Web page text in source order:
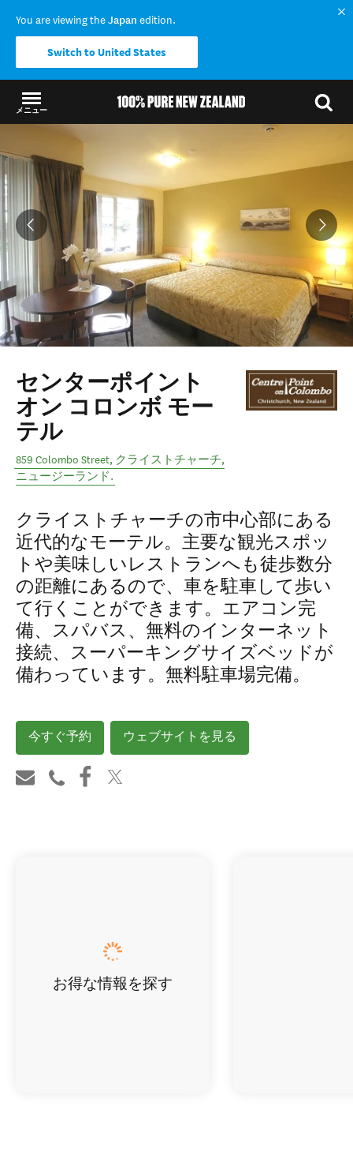
You are viewing theJapan edition.
Switch to United States
メニュー
結果に戻る
センターポイント
オン コロンボ モー
テル
859 Colombo Street, クライストチャーチ,
ニュージーランド.
クライストチャーチの市中心部にある
近代的なモーテル。主要な観光スポッ
トや美味しいレストランへも徒歩数分
の距離にあるので、車を駐車して歩い
て行くことができます。エアコン完
備、スパバス、無料のインターネット
接続、スーパーキングサイズベッドが
備わっています。無料駐車場完備。
今すぐ予約 ウェブサイトを見る
お得な情報を探す